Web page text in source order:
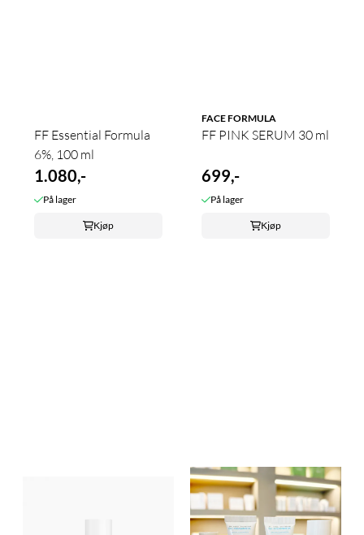
FF Essential Formula
6%, 100 ml
1.080,-
På lager
Kjøp
FACE FORMULA
FF PINK SERUM 30 ml
699,-
På lager
Kjøp